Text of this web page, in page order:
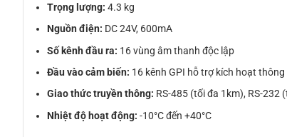
Trọng lượng: 4.3 kg
Nguồn điện: DC 24V, 600mA
Số kênh đầu ra: 16 vùng âm thanh độc lập
Đầu vào cảm biến: 16 kênh GPI hỗ trợ kích hoạt thông
Giao thức truyền thông: RS-485 (tối đa 1km), RS-232
Nhiệt độ hoạt động: -10°C đến +40°C